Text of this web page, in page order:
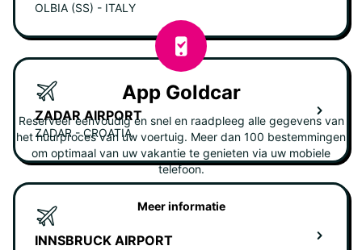
OLBIA (SS) - ITALY
ZADAR AIRPORT
ZADAR - CROATIA
INNSBRUCK AIRPORT
App Goldcar
Reserveer eenvoudig en snel en raadpleeg alle gegevens van
het huurproces van uw voertuig. Meer dan 100 bestemmingen
om optimaal van uw vakantie te genieten via uw mobiele
telefoon.
Meer informatie